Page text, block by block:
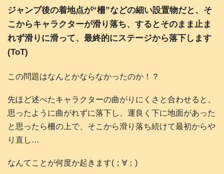
ジャンプ後の着地点が“柵”などの細い設置物だと、そ
こからキャラクターが滑り落ち、するとそのまま止ま
れず滑りに滑って、最終的にステージから落下します
(ToT)
この問題はなんとかならなかったのか！？
先ほど述べたキャラクターの曲がりにくさと合わせると、
思ったように曲がれずに落下し、運良く下に地面があった
と思ったら柵の上で、そこから滑り落ち続けて最初からや
り直し…
なんてことが何度か起きます(；∀；)